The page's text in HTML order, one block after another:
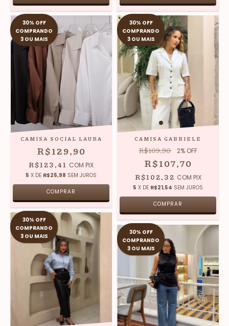
30% OFF
COMPRANDO
3 OU MAIS
CAMISA SOCIAL LAURA
R$129,90
R$123,41 COM PIX
5 X DE R$25,98 SEM JUROS
COMPRAR
30% OFF
COMPRANDO
3 OU MAIS
CAMISA GABRIELE
R$109,90 2% OFF
R$107,70
R$102,32 COM PIX
5 X DE R$21,54 SEM JUROS
COMPRAR
30% OFF
COMPRANDO
3 OU MAIS
30% OFF
COMPRANDO
3 OU MAIS